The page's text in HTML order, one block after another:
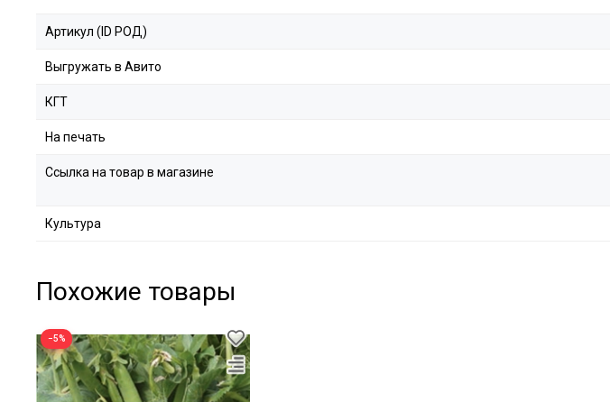
Артикул (ID РОД)
Выгружать в Авито
КГТ
На печать
Ссылка на товар в магазине
Культура
Похожие товары
−5%